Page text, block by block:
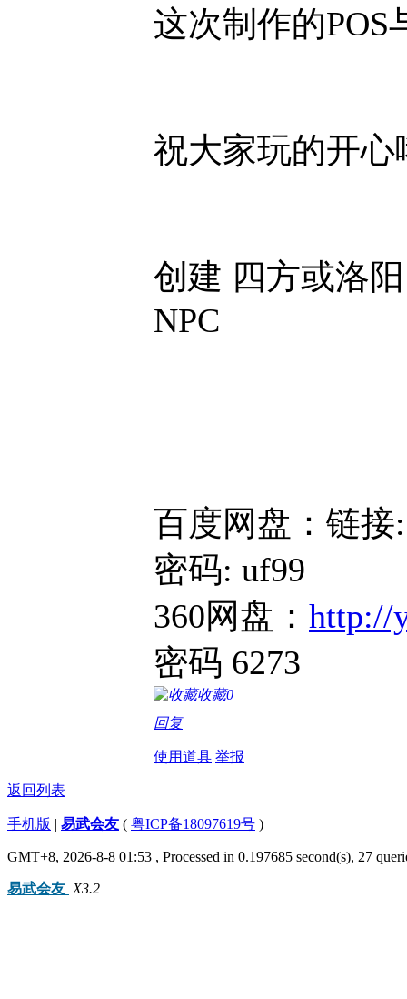
这次制作的
祝大家玩的开
创建 四方或洛
NPC
百度网盘：链
密码: uf99
360网盘： http://
密码 6273
收藏0
回复
使用道具 举报
返回列表
手机版 | 易武会友 ( 粤ICP备18097619号 )
GMT+8, 2026-8-8 01:53 , Processed in 0.197685 second(s), 27
易武会友 X3.2